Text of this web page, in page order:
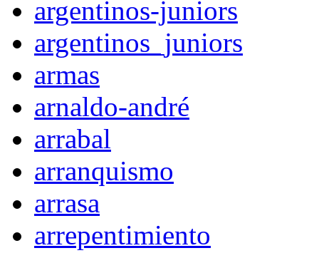
argentinos-juniors
argentinos_juniors
armas
arnaldo-andré
arrabal
arranquismo
arrasa
arrepentimiento